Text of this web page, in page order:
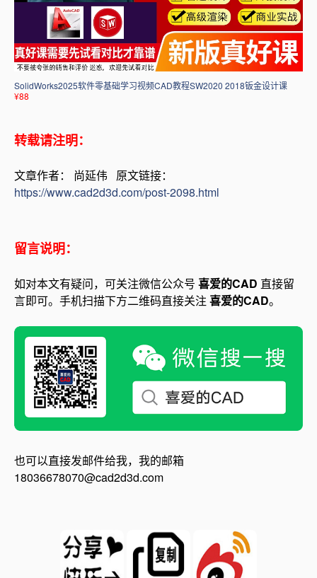
SolidWorks2025软件零基础学习视频CAD教程SW2020 2018钣金设计课
¥88
转载请注明：
文章作者： 尚延伟 原文链接：
https://www.cad2d3d.com/post-2098.html
留言说明：
如对本文有疑问，可关注微信公众号 喜爱的CAD 直接留
言即可。手机扫描下方二维码直接关注 喜爱的CAD。
也可以直接发邮件给我，我的邮箱
18036678070@cad2d3d.com